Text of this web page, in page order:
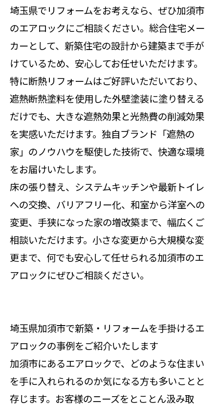
埼玉県でリフォームをお考えなら、ぜひ加須市
のエアロックにご相談ください。総合住宅メー
カーとして、新築住宅の設計から建築まで手が
けているため、安心してお任せいただけます。
特に断熱リフォームはご好評いただいており、
遮熱断熱塗料を使用した外壁塗装に塗り替える
だけでも、大きな遮熱効果と光熱費の削減効果
を実感いただけます。独自ブランド「遮熱の
家」のノウハウを駆使した技術で、快適な環境
をお届けいたします。
床の張り替え、システムキッチンや最新トイレ
への交換、バリアフリー化、和室から洋室への
変更、手狭になった家の増改築まで、幅広くご
相談いただけます。小さな変更から大規模な変
更まで、何でも安心して任せられる加須市のエ
アロックにぜひご相談ください。
埼玉県加須市で新築・リフォームを手掛けるエ
アロックの事例をご紹介いたします
加須市にあるエアロックで、どのような住まい
を手に入れられるのか気になる方も多いことと
存じます。お客様のニーズをとことん汲み取